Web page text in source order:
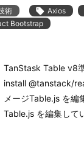
術  Axios
Bootstrap
TanStask Table v8
install @tanstack/
メージTable.js を編
Table.js を編集して